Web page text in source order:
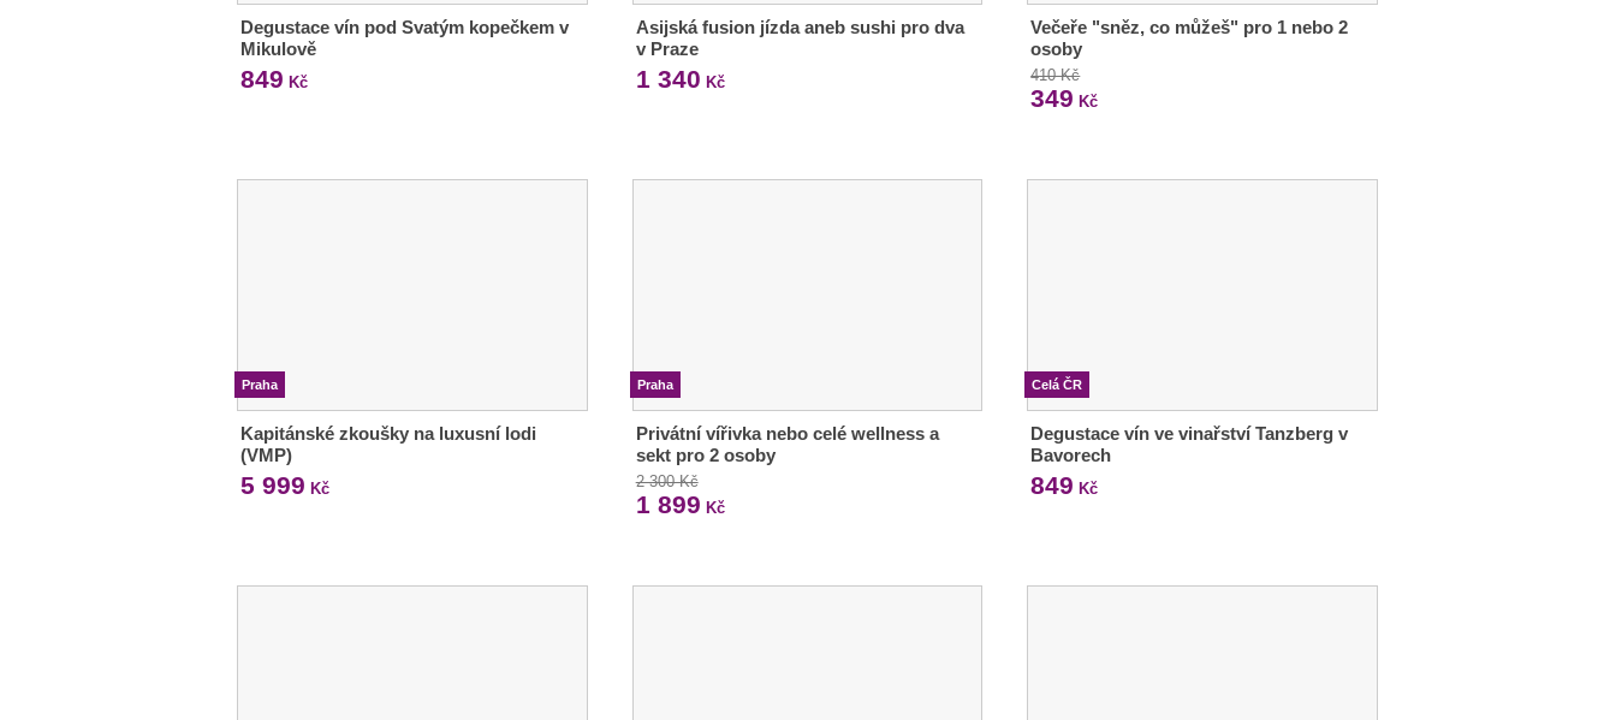
Degustace vín pod Svatým kopečkem v
Mikulově
849 Kč
Asijská fusion jízda aneb sushi pro dva
v Praze
1 340 Kč
Večeře "sněz, co můžeš" pro 1 nebo 2
osoby
410 Kč
349 Kč
Praha
Kapitánské zkoušky na luxusní lodi
(VMP)
5 999 Kč
Praha
Privátní vířivka nebo celé wellness a
sekt pro 2 osoby
2 300 Kč
1 899 Kč
Celá ČR
Degustace vín ve vinařství Tanzberg v
Bavorech
849 Kč